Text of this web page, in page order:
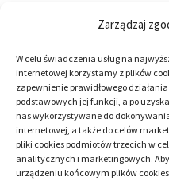
Zarządzaj
W celu świadczenia usług na
internetowej korzystamy z plików
zapewnienie prawidłowego
podstawowych jej funkcji, a po
nas wykorzystywane do
internetowej, a także do celów
pliki cookies podmiotów trzecich w
analitycznych i marketingowych.
urządzeniu końcowym plików
Wykonywana
zarówno przez kobiety,
zmagają się z tego typu
wycofująca się linia
bliznowacenia. Utrata
zaakceptowania